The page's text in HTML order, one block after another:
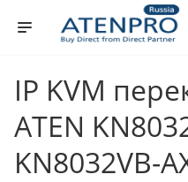
IP KVM
ATEN
KN8032VB-